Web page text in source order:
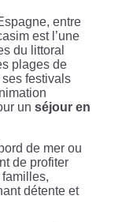
entre
est l’une
du littoral
plages de
festivals
un séjour en
de mer ou
de profiter
détente et